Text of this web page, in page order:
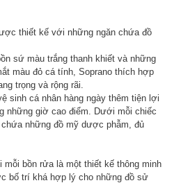
thiết kế với những ngăn chứa đồ
sứ màu trắng thanh khiết và những
màu đỏ cá tính, Soprano thích hợp
trọng và rộng rãi.
sinh cá nhân hàng ngày thêm tiện lợi
những giờ cao điểm. Dưới mỗi chiếc
những đồ mỹ dược phẫm, đủ
mỗi bồn rửa là một thiết kế thông minh
bố trí khá hợp lý cho những đồ sử